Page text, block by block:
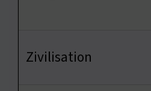
Zivilisation